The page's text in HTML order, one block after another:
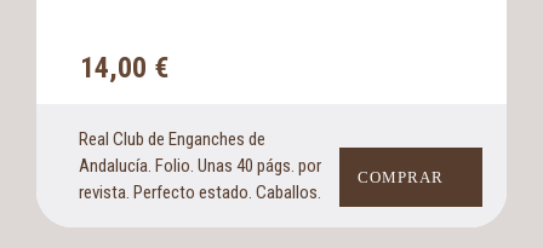
14,00 €
Real Club de Enganches de
Andalucía. Folio. Unas 40 págs. por
revista. Perfecto estado. Caballos.
COMPRAR